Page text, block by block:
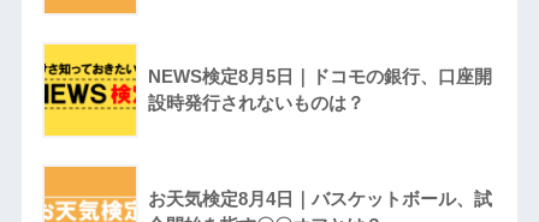
NEWS検定8月5日｜ドコモの銀行、口座開
設時発行されないものは？
お天気検定8月4日｜バスケットボール、試